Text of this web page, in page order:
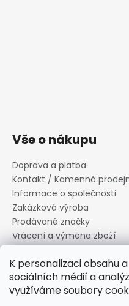
K personalizaci obsahu
sociálních médií a
využíváme soubory
Vše o nákupu
Doprava a platba
Kontakt / Kamenná
Informace o společnosti
Zakázková výroba
Prodávané značky
Vrácení a výměna zboží
Informace o souborech
Reklamační řád
Obchodní podmínky